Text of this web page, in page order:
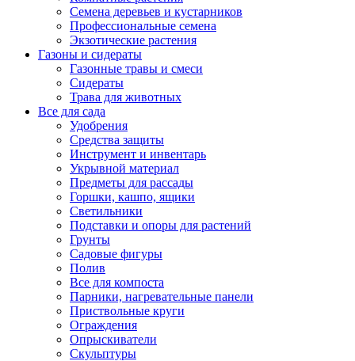
Семена деревьев и кустарников
Профессиональные семена
Экзотические растения
Газоны и сидераты
Газонные травы и смеси
Сидераты
Трава для животных
Все для сада
Удобрения
Средства защиты
Инструмент и инвентарь
Укрывной материал
Предметы для рассады
Горшки, кашпо, ящики
Светильники
Подставки и опоры для растений
Грунты
Садовые фигуры
Полив
Все для компоста
Парники, нагревательные панели
Приствольные круги
Ограждения
Опрыскиватели
Скульптуры